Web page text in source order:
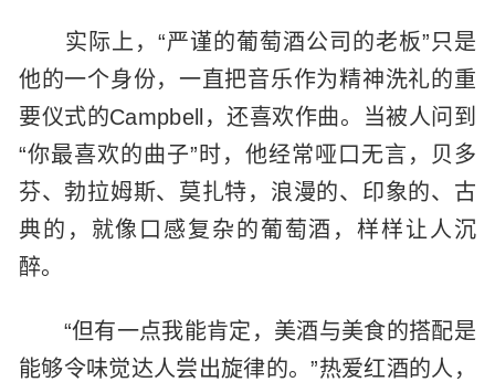
实际上，“严谨的葡萄酒公司的老板”只是
他的一个身份，一直把音乐作为精神洗礼的重
要仪式的Campbell，还喜欢作曲。当被人问到
“你最喜欢的曲子”时，他经常哑口无言，贝多
芬、勃拉姆斯、莫扎特，浪漫的、印象的、古
典的，就像口感复杂的葡萄酒，样样让人沉
醉。
“但有一点我能肯定，美酒与美食的搭配是
能够令味觉达人尝出旋律的。”热爱红酒的人，